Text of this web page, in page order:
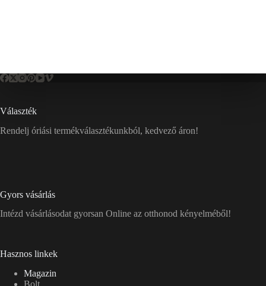
Választék
Rendelj óriási termékválasztékunkból, kedvező áron!
Gyors vásárlás
Intézd vásárlásodat gyorsan Online az otthonod kényelméből!
Hasznos linkek
Magazin